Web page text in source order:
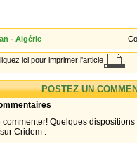
- Algérie
ici pour imprimer l'article
POSTEZ UN
commenter! Quelques
Cridem :